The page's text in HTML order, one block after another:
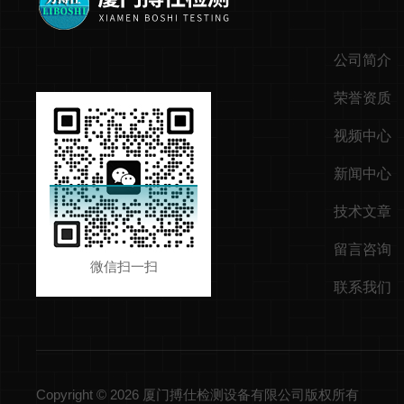
微信扫一扫
公司简介
荣誉资质
视频中心
新闻中心
技术文章
留言咨询
联系我们
Copyright © 2026 厦门搏仕检测设备有限公司版权所有